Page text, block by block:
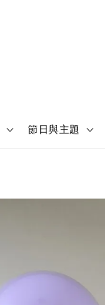
節日與主題